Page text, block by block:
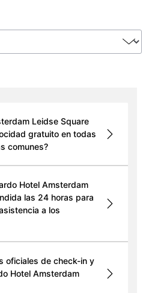
Leidse Square
gratuito en todas
comunes?
Hotel Amsterdam
las 24 horas para
a los
oficiales de check-in y
Hotel Amsterdam